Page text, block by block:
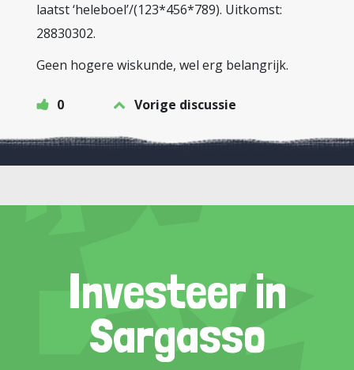
laatst ‘heleboel’/(123*456*789). Uitkomst:
28830302.
Geen hogere wiskunde, wel erg belangrijk.
0 Vorige discussie
Investeer in
Sargasso